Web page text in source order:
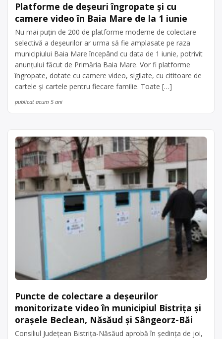
Platforme de deșeuri îngropate și cu
camere video în Baia Mare de la 1 iunie
Nu mai puțin de 200 de platforme moderne de colectare
selectivă a deșeurilor ar urma să fie amplasate pe raza
municipiului Baia Mare începând cu data de 1 iunie, potrivit
anunțului făcut de Primăria Baia Mare. Vor fi platforme
îngropate, dotate cu camere video, sigilate, cu cititoare de
cartele și cartele pentru fiecare familie. Toate […]
publicat acum 5 ani
Puncte de colectare a deșeurilor
monitorizate video în municipiul Bistrița și
orașele Beclean, Năsăud și Sângeorz-Băi
Consiliul Județean Bistrița-Năsăud aprobă în ședința de joi,